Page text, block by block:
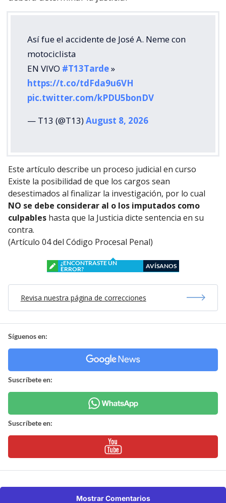
Así fue el accidente de José A. Neme con
motociclista
EN VIVO #T13Tarde»
https://t.co/tdFda9u6VH
pic.twitter.com/kPDU5bonDV
— T13 (@T13)August 8, 2026
Este artículo describe un proceso judicial en curso
Existe la posibilidad de que los cargos sean
desestimados al finalizar la investigación, por lo cual
NO se debe considerar al o los imputados como
culpables hasta que la Justicia dicte sentencia en su
contra.
(Artículo 04 del Código Procesal Penal)
¿ENCONTRASTE UN
ERROR?
AVÍSANOS
Revisa nuestra página de correcciones
Síguenos en:
Suscríbete en:
Suscríbete en:
Mostrar Comentarios